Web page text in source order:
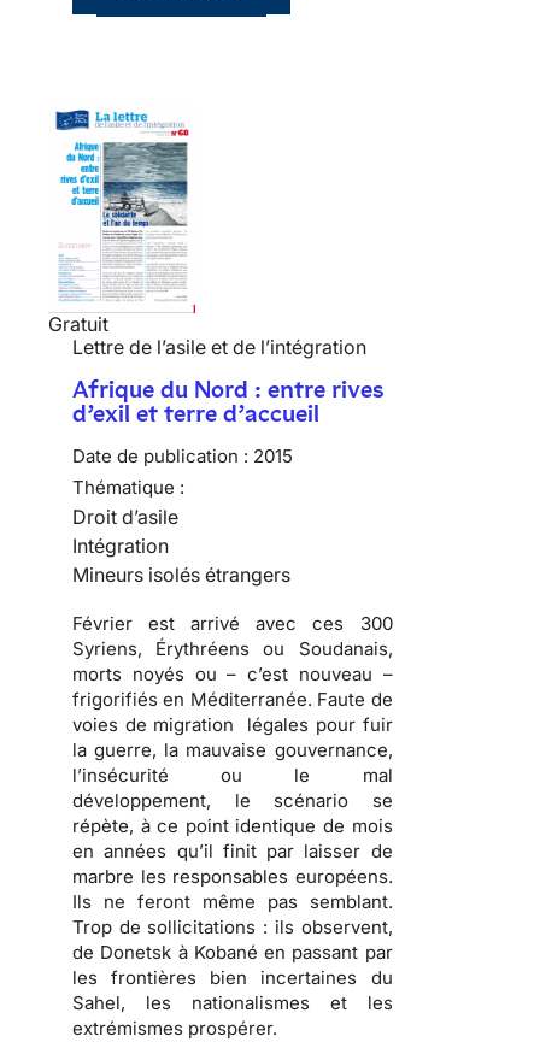
Gratuit
Lettre de l’asile et de l’intégration
Afrique du Nord : entre rives
d’exil et terre d’accueil
Date de publication : 2015
Thématique :
Droit d’asile
Intégration
Mineurs isolés étrangers
Février est arrivé avec ces 300
Syriens, Érythréens ou Soudanais,
morts noyés ou – c’est nouveau –
frigorifiés en Méditerranée. Faute de
voies de migration légales pour fuir
la guerre, la mauvaise gouvernance,
l’insécurité ou le mal
développement, le scénario se
répète, à ce point identique de mois
en années qu’il finit par laisser de
marbre les responsables européens.
Ils ne feront même pas semblant.
Trop de sollicitations : ils observent,
de Donetsk à Kobané en passant par
les frontières bien incertaines du
Sahel, les nationalismes et les
extrémismes prospérer.